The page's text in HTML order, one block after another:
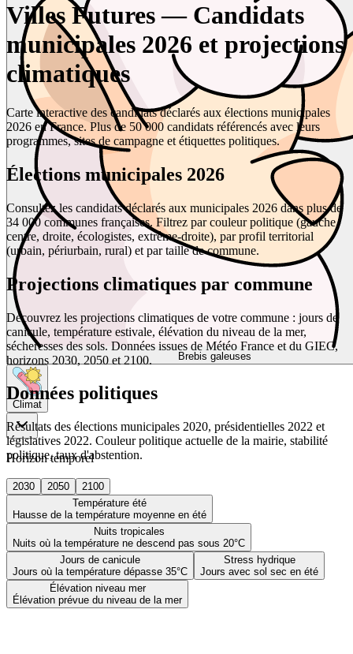
Brebis galeuses
Climat
Horizon temporel
2030 2050
2100
Température été
Hausse de la température moyenne en été
Nuits tropicales
Nuits où la température ne descend pas sous 20°C
Jours de canicule
Jours où la température dépasse 35°C
Stress hydrique
Jours avec sol sec en été
Élévation niveau mer
Élévation prévue du niveau de la mer
Villes Futures — Candidats
municipales 2026 et projections
climatiques
Carte interactive des candidats déclarés aux élections municipales
2026 en France. Plus de 50 000 candidats référencés avec leurs
programmes, sites de campagne et étiquettes politiques.
Élections municipales 2026
Consultez les candidats déclarés aux municipales 2026 dans plus de
34 000 communes françaises. Filtrez par couleur politique (gauche,
centre, droite, écologistes, extrême-droite), par profil territorial
(urbain, périurbain, rural) et par taille de commune.
Projections climatiques par commune
Découvrez les projections climatiques de votre commune : jours de
canicule, température estivale, élévation du niveau de la mer,
sécheresses des sols. Données issues de Météo France et du GIEC,
horizons 2030, 2050 et 2100.
Données politiques
Résultats des élections municipales 2020, présidentielles 2022 et
législatives 2022. Couleur politique actuelle de la mairie, stabilité
politique, taux d'abstention.